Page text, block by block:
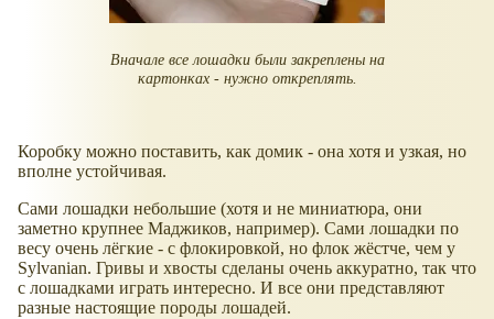
Вначале все лошадки были закреплены на
картонках - нужно откреплять.
Коробку можно поставить, как домик - она хотя и узкая, но
вполне устойчивая.
Сами лошадки небольшие (хотя и не миниатюра, они
заметно крупнее Маджиков, например). Сами лошадки по
весу очень лёгкие - с флокировкой, но флок жёстче, чем у
Sylvanian. Гривы и хвосты сделаны очень аккуратно, так что
с лошадками играть интересно. И все они представляют
разные настоящие породы лошадей.